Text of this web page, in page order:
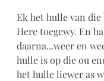
Ek het hulle van die
Here toegewy. En
daarna...weer en
hulle is op die ou
het hulle liewer as